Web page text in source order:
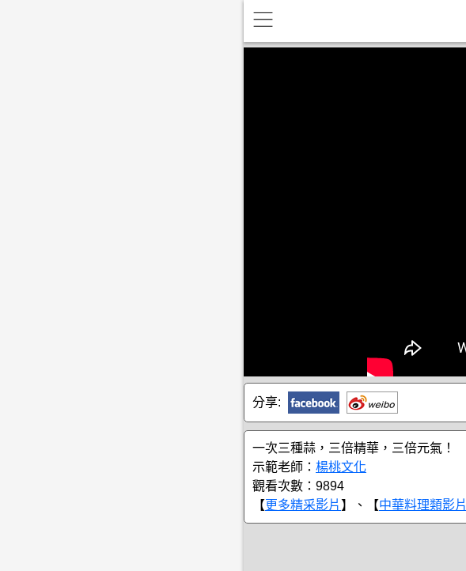
分享:
一次三種蒜，三倍精華，三倍元氣！
示範老師： 楊桃文化
觀看次數：9894
【更多精采影片 】、【中華料理類影片